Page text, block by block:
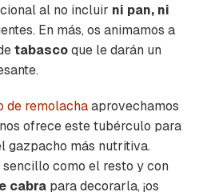
al no incluir ni pan, ni
En más, os animamos a
tabascoque le darán un
de remolachaaprovechamos
ofrece este tubérculo para
gazpacho más nutritiva.
como el resto y con
cabra para decorarla, ¡os